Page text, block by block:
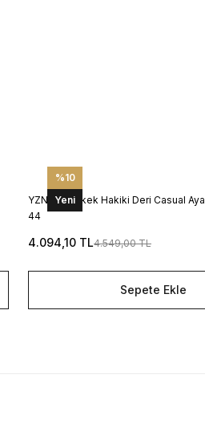
%10
Yeni
YZN1025 Erkek Hakiki Deri Casual
44
4.094,10 TL4.549,00 TL
Sepete Ekle